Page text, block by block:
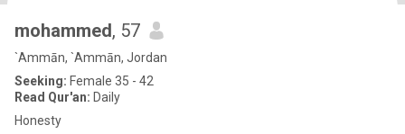
mohammed, 57
`Ammān, `Ammān, Jordan
Seeking: Female 35 - 42
Read Qur'an: Daily
Honesty